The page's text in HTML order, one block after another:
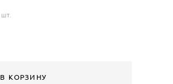
шт.
В КОРЗИНУ